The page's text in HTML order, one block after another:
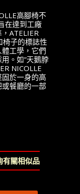
高腳椅不
在達到工廠
ATELIER
椅子的標誌性
工學，它們
。如”天鵝脖
NICOLLE
於一身的高
餐廳的一部
有關相似品